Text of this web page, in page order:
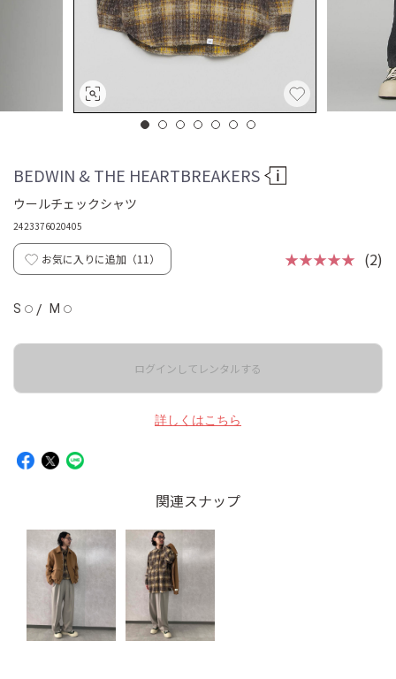
BEDWIN & THE HEARTBREAKERS
ウールチェックシャツ
2423376020405
お気に入りに追加（11 ） ★★★★★ (2)
S ◯ / M ◯
ログインしてレンタルする
詳しくはこちら
関連スナップ